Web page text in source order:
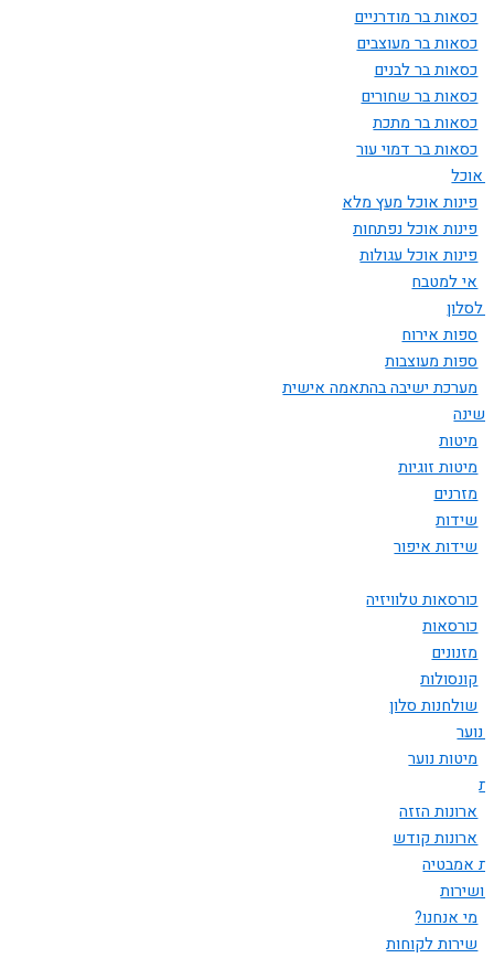
כסאות בר מודרניים
כסאות בר מעוצבים
כסאות בר לבנים
כסאות בר שחורים
כסאות בר מתכת
כסאות בר דמוי עור
אוכל
פינות אוכל מעץ מלא
פינות אוכל נפתחות
פינות אוכל עגולות
אי למטבח
לסלון
ספות אירוח
ספות מעוצבות
מערכת ישיבה בהתאמה אישית
שינה
מיטות
מיטות זוגיות
מזרנים
שידות
שידות איפור
כורסאות טלוויזיה
כורסאות
מזנונים
קונסולות
שולחנות סלון
נוער
מיטות נוער
ארונות הזזה
ארונות קודש
אמבטיה
ושירות
מי אנחנו?
שירות לקוחות